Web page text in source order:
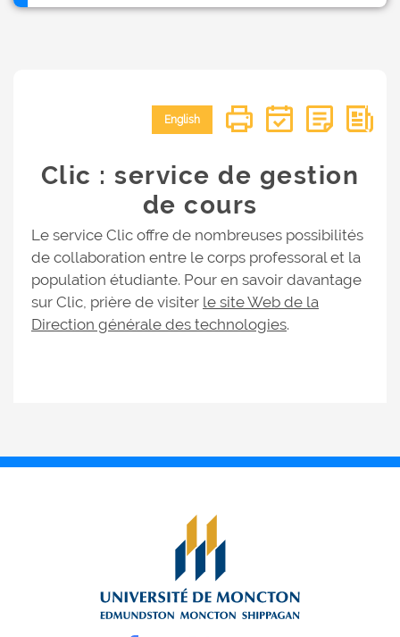
English
Clic : service de gestion
de cours
Le service Clic offre de nombreuses possibilités
de collaboration entre le corps professoral et la
population étudiante. Pour en savoir davantage
sur Clic, prière de visiter le site Web de la
Direction générale des technologies.